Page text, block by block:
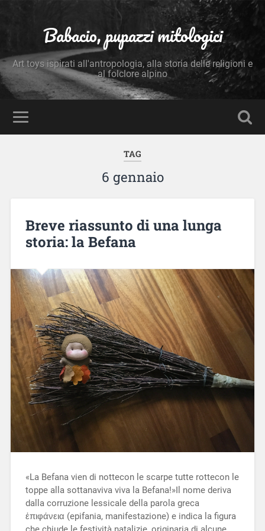
Babacio, pupazzi mitologici
Art toys ispirati all'antropologia, alla storia delle religioni e
al folclore alpino
TAG
6 gennaio
Breve riassunto di una lunga
storia: la Befana
«La Befana vien di nottecon le scarpe tutte rottecon le
toppe alla sottanaviva viva la Befana!»Il nome deriva
dalla corruzione lessicale della parola greca
ἐπιφάνεια (epifania, manifestazione) e indica la figura